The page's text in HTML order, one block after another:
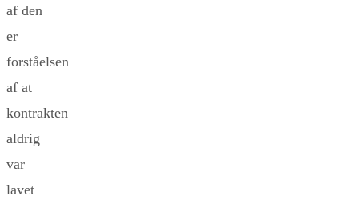
af den
er
forståelsen
af at
kontrakten
aldrig
var
lavet